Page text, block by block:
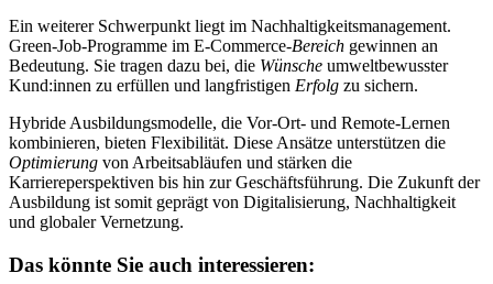
Ein weiterer Schwerpunkt liegt im Nachhaltigkeitsmanagement.
Green-Job-Programme im E-Commerce-Bereich gewinnen an
Bedeutung. Sie tragen dazu bei, die Wünsche umweltbewusster
Kund:innen zu erfüllen und langfristigen Erfolg zu sichern.
Hybride Ausbildungsmodelle, die Vor-Ort- und Remote-Lernen
kombinieren, bieten Flexibilität. Diese Ansätze unterstützen die
Optimierung von Arbeitsabläufen und stärken die
Karriereperspektiven bis hin zur Geschäftsführung. Die Zukunft der
Ausbildung ist somit geprägt von Digitalisierung, Nachhaltigkeit
und globaler Vernetzung.
Das könnte Sie auch interessieren: